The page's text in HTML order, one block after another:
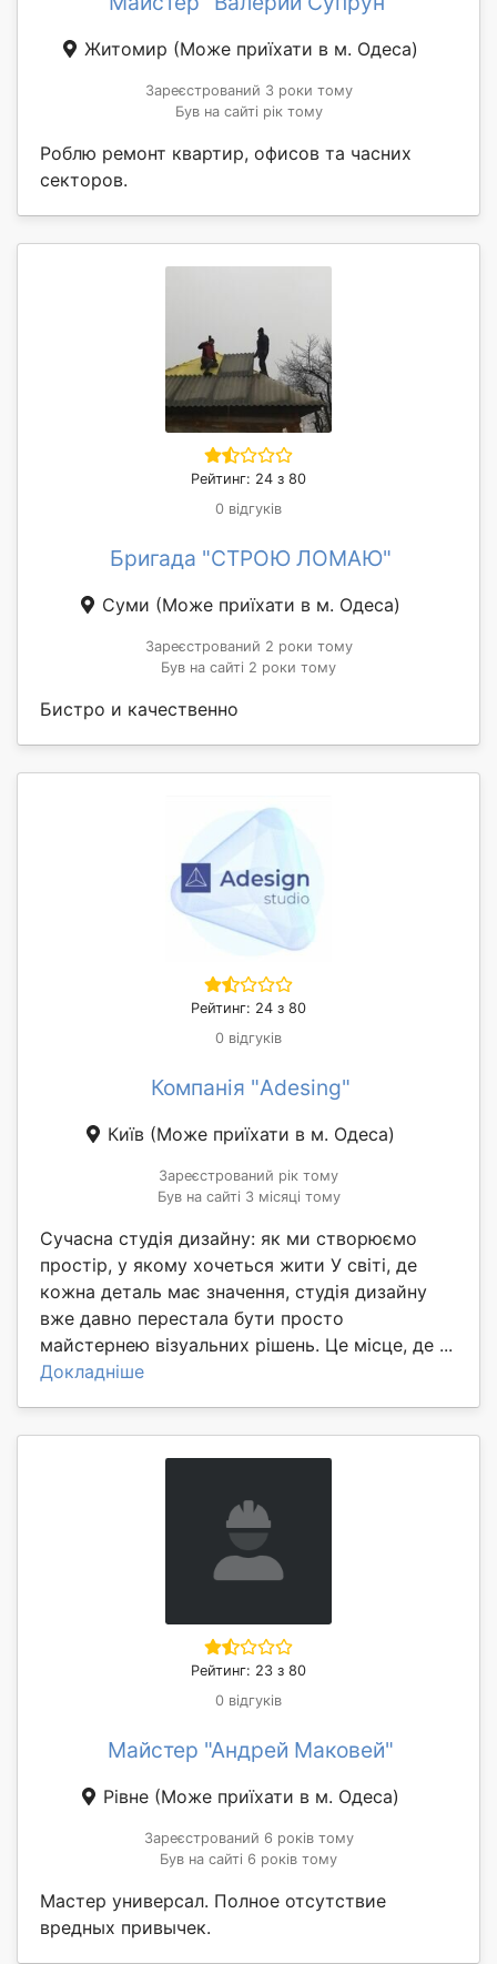
Житомир (Може приїхати в м. Одеса)
Зареєстрований 3 роки тому
Був на сайті рік тому
Роблю ремонт квартир, офисов та часних
секторов.
Рейтинг: 24 з 80
0 відгуків
Бригада "СТРОЮ ЛОМАЮ"
Суми (Може приїхати в м. Одеса)
Зареєстрований 2 роки тому
Був на сайті 2 роки тому
Бистро и качественно
Рейтинг: 24 з 80
0 відгуків
Компанія "Adesing"
Київ (Може приїхати в м. Одеса)
Зареєстрований рік тому
Був на сайті 3 місяці тому
Сучасна студія дизайну: як ми створюємо
простір, у якому хочеться жити У світі, де
кожна деталь має значення, студія дизайну
вже давно перестала бути просто
майстернею візуальних рішень. Це місце, де ...
Докладніше
Рейтинг: 23 з 80
0 відгуків
Майстер "Андрей Маковей"
Рівне (Може приїхати в м. Одеса)
Зареєстрований 6 років тому
Був на сайті 6 років тому
Мастер универсал. Полное отсутствие
вредных привычек.